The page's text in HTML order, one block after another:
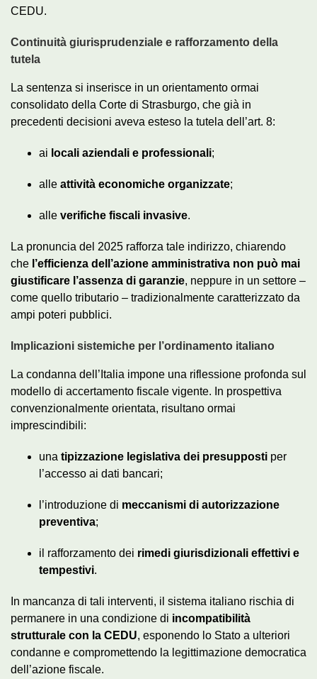
CEDU.
Continuità giurisprudenziale e rafforzamento della
tutela
La sentenza si inserisce in un orientamento ormai
consolidato della Corte di Strasburgo, che già in
precedenti decisioni aveva esteso la tutela dell’art. 8:
ai locali aziendali e professionali;
alle attività economiche organizzate;
alle verifiche fiscali invasive.
La pronuncia del 2025 rafforza tale indirizzo, chiarendo
che l’efficienza dell’azione amministrativa non può mai
giustificare l’assenza di garanzie, neppure in un settore –
come quello tributario – tradizionalmente caratterizzato da
ampi poteri pubblici.
Implicazioni sistemiche per l’ordinamento italiano
La condanna dell’Italia impone una riflessione profonda sul
modello di accertamento fiscale vigente. In prospettiva
convenzionalmente orientata, risultano ormai
imprescindibili:
una tipizzazione legislativa dei presupposti per
l’accesso ai dati bancari;
l’introduzione di meccanismi di autorizzazione
preventiva;
il rafforzamento dei rimedi giurisdizionali effettivi e
tempestivi.
In mancanza di tali interventi, il sistema italiano rischia di
permanere in una condizione di incompatibilità
strutturale con la CEDU, esponendo lo Stato a ulteriori
condanne e compromettendo la legittimazione democratica
dell’azione fiscale.